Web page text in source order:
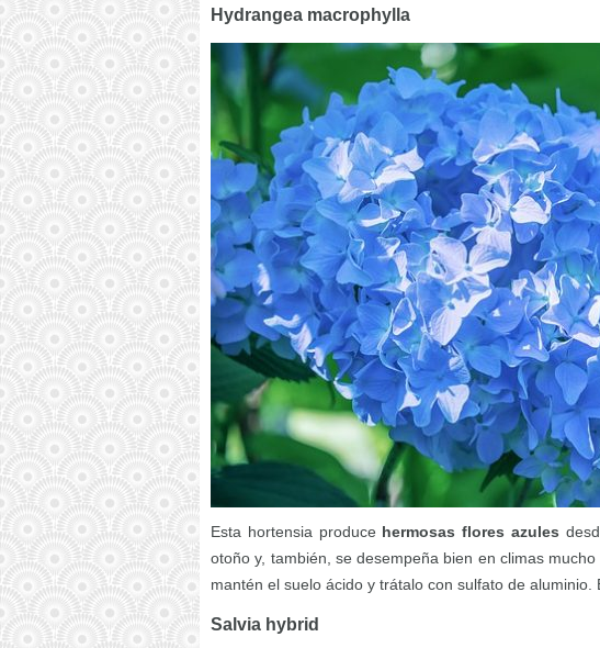
Hydrangea macrophylla
Esta hortensia produce hermosas flores azules
otoño y, también, se desempeña bien en climas
mantén el suelo ácido y trátalo con sulfato de aluminio.
Salvia hybrid